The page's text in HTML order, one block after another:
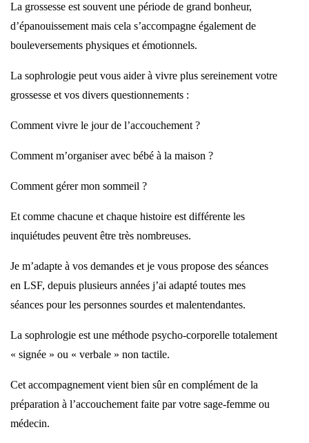
La grossesse est souvent une période de grand bonheur,
d’épanouissement mais cela s’accompagne également de
bouleversements physiques et émotionnels.
La sophrologie peut vous aider à vivre plus sereinement votre
grossesse et vos divers questionnements :
Comment vivre le jour de l’accouchement ?
Comment m’organiser avec bébé à la maison ?
Comment gérer mon sommeil ?
Et comme chacune et chaque histoire est différente les
inquiétudes peuvent être très nombreuses.
Je m’adapte à vos demandes et je vous propose des séances
en LSF, depuis plusieurs années j’ai adapté toutes mes
séances pour les personnes sourdes et malentendantes.
La sophrologie est une méthode psycho-corporelle totalement
« signée » ou « verbale » non tactile.
Cet accompagnement vient bien sûr en complément de la
préparation à l’accouchement faite par votre sage-femme ou
médecin.